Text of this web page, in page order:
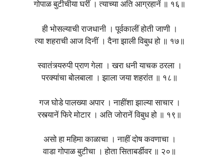
गोपाळ बुटीचीया घरीं । त्याच्या अति आग्रहानें ॥ १६॥
ही भोसल्याची राजधानी । पूर्वकालीं होती जाणी ।
त्या शहराची आज दिनीं । दैना झाली विबुध हो ॥ १७॥
स्वातंत्र्यरुपी प्राण गेला । खरा धनी याचक ठरला ।
परक्यांचा बोलबाला । झाला जया शहरांत ॥ १८॥
गज घोडे पालख्या अपार । नाहींशा झाल्या साचार ।
रस्त्यानें फिरे मोटार । अति जोरानें विबुध हो ॥ १९॥
असो हा महिमा काळाचा । नाहीं दोष कवणाचा ।
वाडा गोपाळ बुटीचा । होता सिताबर्डीवर ॥ २०॥